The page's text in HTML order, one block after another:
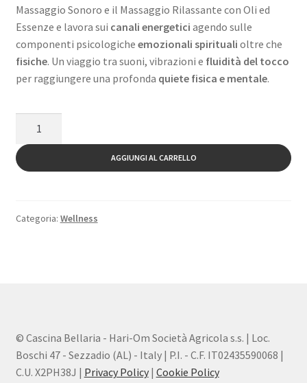
Massaggio Sonoro e il Massaggio Rilassante con Oli ed
Essenze e lavora sui canali energetici agendo sulle
componenti psicologiche emozionali spirituali oltre che
fisiche. Un viaggio tra suoni, vibrazioni e fluidità del tocco
per raggiungere una profonda quiete fisica e mentale.
-
1
AGGIUNGI AL CARRELLO
Categoria: Wellness
© Cascina Bellaria - Hari-Om Società Agricola s.s. | Loc.
Boschi 47 - Sezzadio (AL) - Italy | P.I. - C.F. IT02435590068 |
C.U. X2PH38J | Privacy Policy| Cookie Policy